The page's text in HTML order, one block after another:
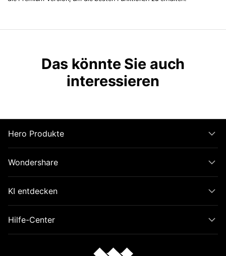
Das könnte Sie auch
interessieren
Hero Produkte
Wondershare
KI entdecken
Hilfe-Center